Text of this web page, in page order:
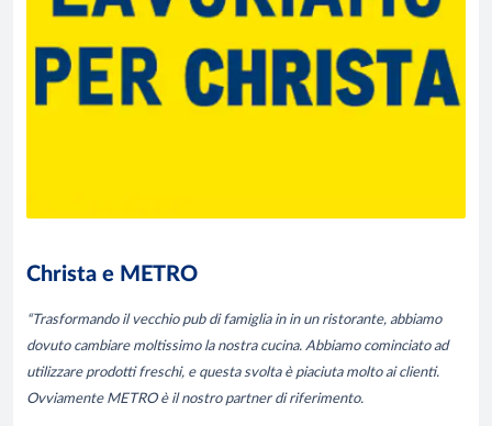
Christa e METRO
“Trasformando il vecchio pub di famiglia in in un ristorante, abbiamo
dovuto cambiare moltissimo la nostra cucina. Abbiamo cominciato ad
utilizzare prodotti freschi, e questa svolta è piaciuta molto ai clienti.
Ovviamente METRO è il nostro partner di riferimento.